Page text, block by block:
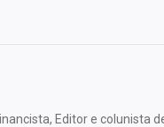
Editor e colunista